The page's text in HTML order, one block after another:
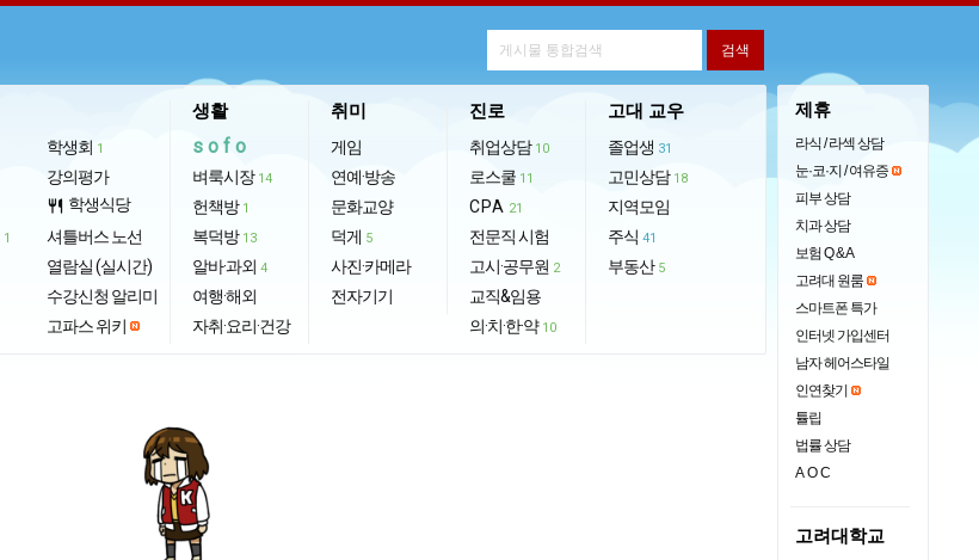
1
학생회 1
강의평가
restaurant 학생식당
셔틀버스 노선
열람실 (실시간)
수강신청 알리미
고파스 위키
생활
sofo
벼룩시장 14
헌책방 1
복덕방 13
알바·과외 4
여행·해외
자취·요리·건강
취미
게임
연예·방송
문화교양
덕게 5
사진·카메라
전자기기
진로
취업상담 10
로스쿨 11
CPA 21
전문직 시험
고시·공무원 2
교직&임용
의·치·한·약 10
고대 교우
졸업생 31
고민상담 18
지역모임
주식 41
부동산 5
제휴
라식 / 라섹 상담
눈·코·지 / 여유증
피부 상담
치과 상담
보험 Q & A
고려대 원룸
스마트폰 특가
인터넷 가입센터
남자 헤어스타일
인연찾기
튤립
법률 상담
AOC
고려대학교